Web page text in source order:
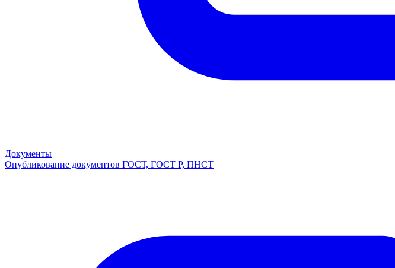
Документы
Опубликование документов ГОСТ, ГОСТ Р, ПНСТ